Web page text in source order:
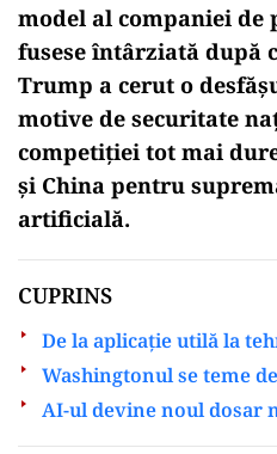
model al companiei de
fusese întârziată după
Trump a cerut o
motive de securitate
competiției tot mai
și China pentru
artificială.
CUPRINS
De la aplicație utilă la
Washingtonul se teme
AI-ul devine noul dosar